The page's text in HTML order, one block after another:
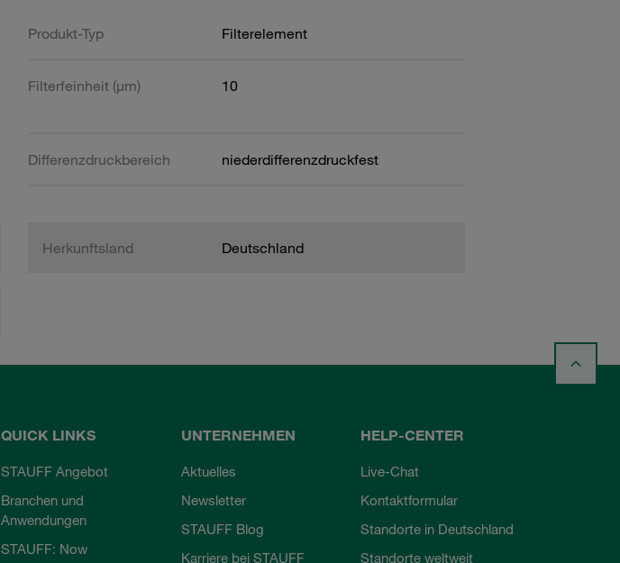
Produkt-Typ Filterelement
Filterfeinheit (µm) 10
Differenzdruckbereich niederdifferenzdruckfest
Herkunftsland Deutschland
QUICK LINKS
STAUFF Angebot
Branchen und
Anwendungen
STAUFF: Now
UNTERNEHMEN
Aktuelles
Newsletter
STAUFF Blog
Karriere bei STAUFF
HELP-CENTER
Live-Chat
Kontaktformular
Standorte in Deutschland
Standorte weltweit